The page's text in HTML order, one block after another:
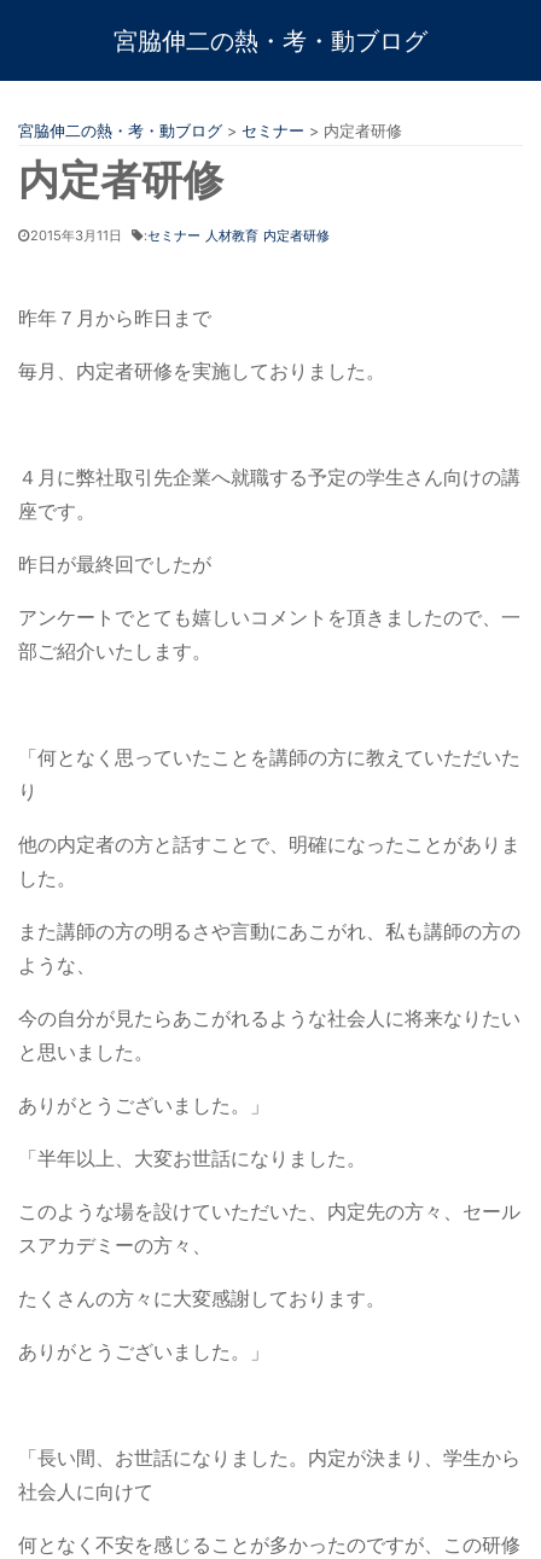
宮脇伸二の熱・考・動ブログ
宮脇伸二の熱・考・動ブログ > セミナー > 内定者研修
内定者研修
2015年3月11日 :セミナー 人材教育 内定者研修
昨年７月から昨日まで
毎月、内定者研修を実施しておりました。
４月に弊社取引先企業へ就職する予定の学生さん向けの講
座です。
昨日が最終回でしたが
アンケートでとても嬉しいコメントを頂きましたので、一
部ご紹介いたします。
「何となく思っていたことを講師の方に教えていただいた
り
他の内定者の方と話すことで、明確になったことがありま
した。
また講師の方の明るさや言動にあこがれ、私も講師の方の
ような、
今の自分が見たらあこがれるような社会人に将来なりたい
と思いました。
ありがとうございました。」
「半年以上、大変お世話になりました。
このような場を設けていただいた、内定先の方々、セール
スアカデミーの方々、
たくさんの方々に大変感謝しております。
ありがとうございました。」
「長い間、お世話になりました。内定が決まり、学生から
社会人に向けて
何となく不安を感じることが多かったのですが、この研修